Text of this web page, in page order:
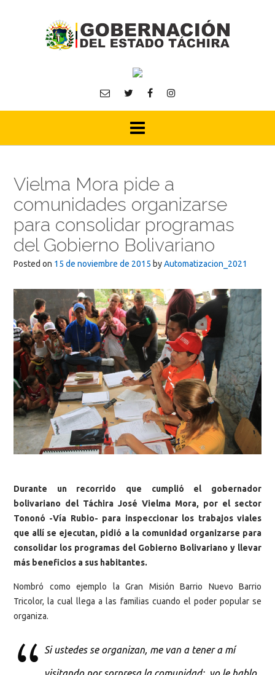
Vielma Mora pide a
comunidades organizarse
para consolidar programas
del Gobierno Bolivariano
Posted on 15 de noviembre de 2015 byAutomatizacion_2021
Durante un recorrido que cumplió el gobernador
bolivariano del Táchira José Vielma Mora, por el sector
Tononó -Vía Rubio- para inspeccionar los trabajos viales
que allí se ejecutan, pidió a la comunidad organizarse para
consolidar los programas del Gobierno Bolivariano y llevar
más beneficios a sus habitantes.
Nombró como ejemplo la Gran Misión Barrio Nuevo Barrio
Tricolor, la cual llega a las familias cuando el poder popular se
organiza.
Si ustedes se organizan, me van a tener a mí